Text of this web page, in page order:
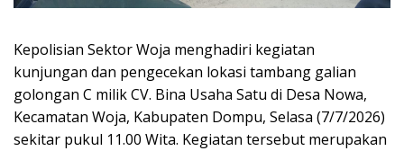
Kepolisian Sektor Woja menghadiri kegiatan
kunjungan dan pengecekan lokasi tambang galian
golongan C milik CV. Bina Usaha Satu di Desa Nowa,
Kecamatan Woja, Kabupaten Dompu, Selasa (7/7/2026)
sekitar pukul 11.00 Wita. Kegiatan tersebut merupakan